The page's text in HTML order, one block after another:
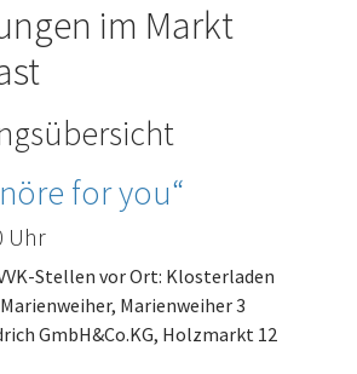
im Markt
for you“
UhrOffenes Ende
Stellen vor Ort: Klosterladen
Marienweiher 3
GmbH&Co.KG, Holzmarkt 12